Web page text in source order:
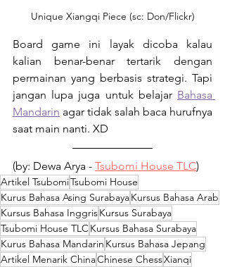
Unique Xiangqi Piece (sc: Don/Flickr)
Board game ini layak dicoba kalau
kalian benar-benar tertarik dengan
permainan yang berbasis strategi. Tapi
jangan lupa juga untuk belajar Bahasa
Mandarin agar tidak salah baca hurufnya
saat main nanti. XD
(by: Dewa Arya - Tsubomi House TLC)
Artikel TsubomiTsubomi House
Kurus Bahasa Asing SurabayaKursus Bahasa Arab
Kursus Bahasa InggrisKursus Surabaya
Tsubomi House TLCKursus Bahasa Surabaya
Kurus Bahasa Mandarin Kursus Bahasa Jepang
Artikel Menarik ChinaChinese ChessXianqi